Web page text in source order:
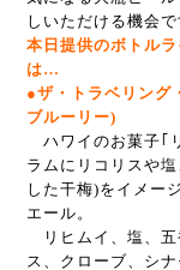
しいただける機会で
本日提供のボトル
は…
●ザ・トラベリング
ブルーリー)
ハワイのお菓子｢
ラムにリコリスや
した干梅)をイメー
エール。
リヒムイ、塩、五
ス、クローブ、シ